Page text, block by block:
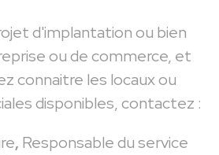
d'implantation ou bien
ou de commerce, et
connaitre les locaux ou
disponibles, contactez :
, Responsable du service